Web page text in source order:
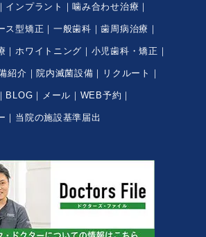
インプラント 噛み合わせ治療
ス型矯正 一般歯科 歯周病治療
ホワイトニング 小児歯科・矯正
紹介 院内滅菌設備 リクルート
BLOG メール WEB予約
当院の施設基準届出